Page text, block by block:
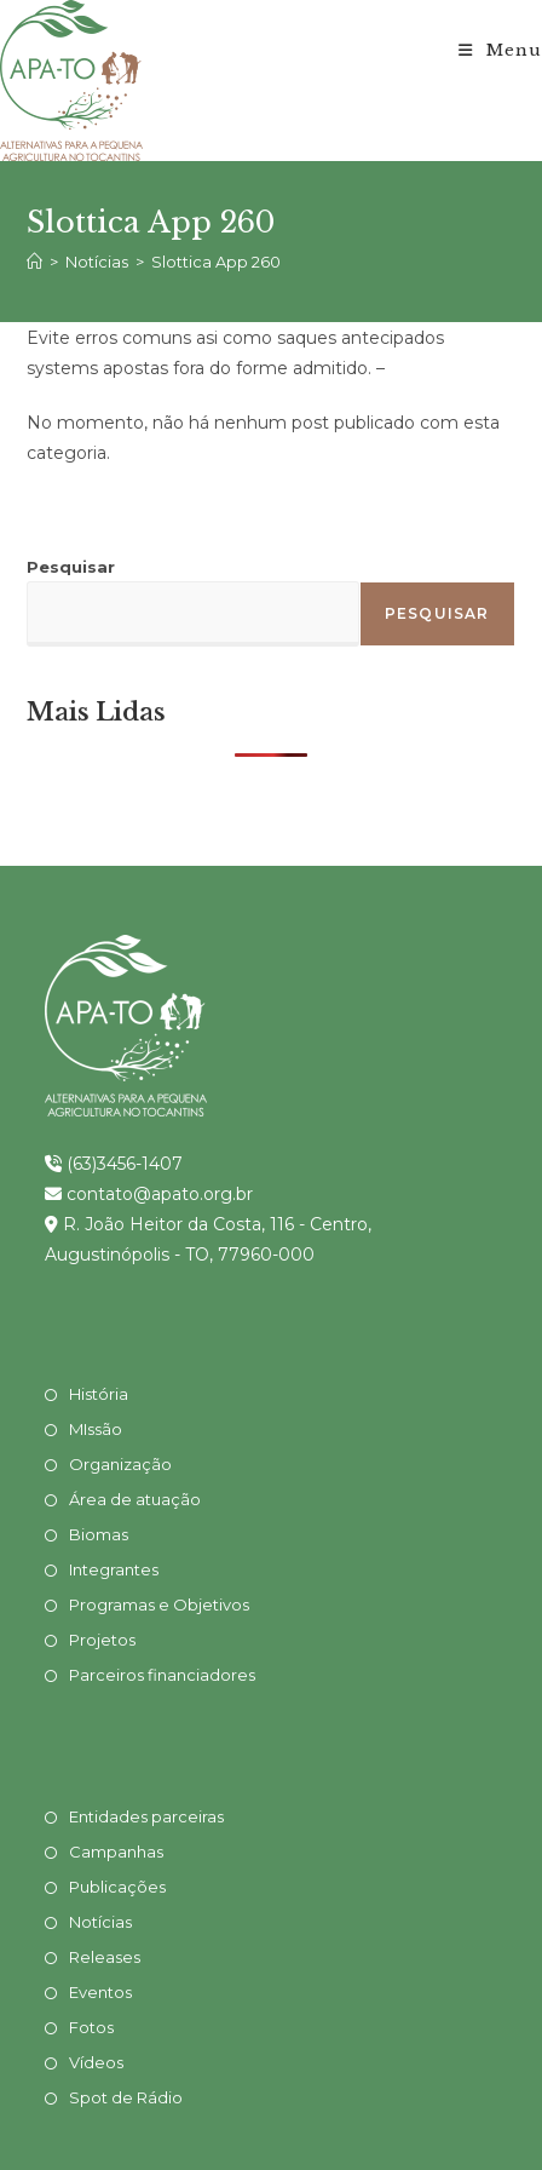
para
o
conteúdo
Menu
Slottica App 260
> Notícias > Slottica App 260
Evite erros comuns asi como saques antecipados
systems apostas fora do forme admitido. –
No momento, não há nenhum post publicado com esta
categoria.
Pesquisar
PESQUISAR
Mais Lidas
(63)3456-1407
contato@apato.org.br
R. João Heitor da Costa, 116 - Centro,
Augustinópolis - TO, 77960-000
História
MIssão
Organização
Área de atuação
Biomas
Integrantes
Programas e Objetivos
Projetos
Parceiros financiadores
Entidades parceiras
Campanhas
Publicações
Notícias
Releases
Eventos
Fotos
Vídeos
Spot de Rádio